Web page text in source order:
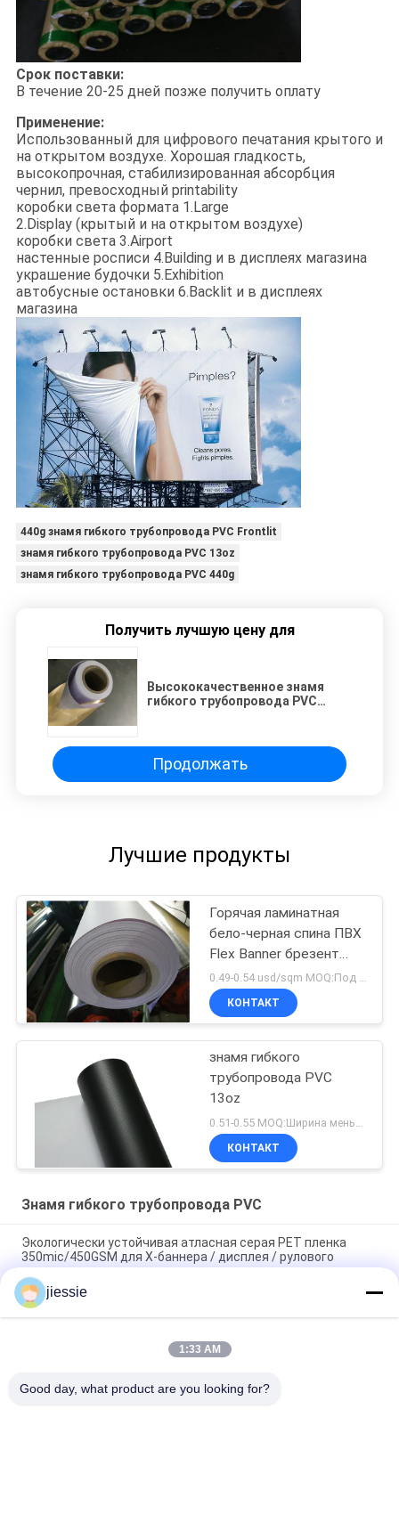
Срок поставки:
В течение 20-25 дней позже получить оплату
Применение:
Использованный для цифрового печатания крытого и
на открытом воздухе. Хорошая гладкость,
высокопрочная, стабилизированная абсорбция
чернил, превосходный printability
коробки света формата 1.Large
2.Display (крытый и на открытом воздухе)
коробки света 3.Airport
настенные росписи 4.Building и в дисплеях магазина
украшение будочки 5.Exhibition
автобусные остановки 6.Backlit и в дисплеях
магазина
440g знамя гибкого трубопровода PVC Frontlit
знамя гибкого трубопровода PVC 13oz
знамя гибкого трубопровода PVC 440g
Получить лучшую цену для
Высококачественное знамя
гибкого трубопровода PVC
Продолжать
Лучшие продукты
Горячая ламинатная
бело-черная спина ПВХ
Flex Banner брезент
440гм (13 унций)
0.49-0.54 usd/sqm MOQ:Под шириной 2m, крены каждого размера 40, ширина больше чем 2m, крены каждого размера 20
КОНТАКТ
знамя гибкого
трубопровода PVC
13oz
0.51-0.55 MOQ:Ширина меньше чем 2m, крены каждой ширины 30, ширина больше чем 2m, крены каждой ширины 20
КОНТАКТ
Знамя гибкого трубопровода PVC
Экологически устойчивая атласная серая PET пленка
350mic/450GSM для X-баннера / дисплея / рулового
стенда
FLAD Материал дисплея для печати серый задний баннер
ПЭТ 330 г / 450 г для рулона / X-баннера
Полуавтоматическая наклейка длиной 3 м с винилом и
jiessie
1:33 AM
Good day, what product are you looking for?